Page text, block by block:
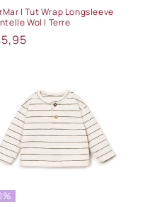
| Tut Wrap Longsleeve
Wol | Terre